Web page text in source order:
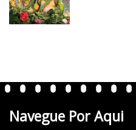
Navegue Por Aqui